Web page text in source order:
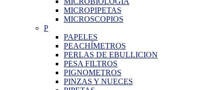
MICROPIPETAS
MICROSCOPIOS
P
PAPELES
PEACHÍMETROS
PERLAS DE EBULLICION
PESA FILTROS
PIGNOMETROS
PINZAS Y NUECES